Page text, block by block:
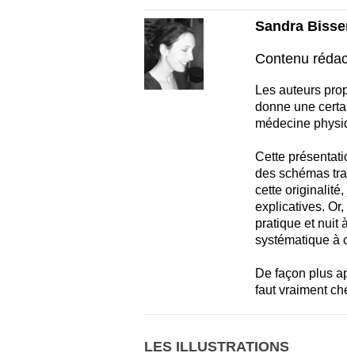
Sandra
Contenu
Les auteurs
donne une
médecine
Cette
des schémas
cette
explicatives.
pratique et nuit
systématique à
De façon plus
faut vraiment
LES ILLUSTRATIONS